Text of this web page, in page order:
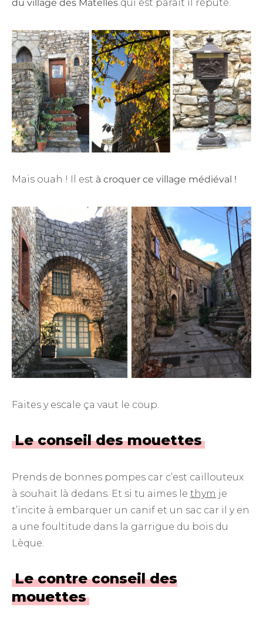
du village des Matelles qui est paraît il réputé.
Mais ouah ! Il est à croquer ce village médiéval !
Faites y escale ça vaut le coup.
Le conseil des mouettes
Prends de bonnes pompes car c’est caillouteux
à souhait là dedans. Et si tu aimes le thym je
t’incite à embarquer un canif et un sac car il y en
a une foultitude dans la garrigue du bois du
Lèque.
Le contre conseil des
mouettes